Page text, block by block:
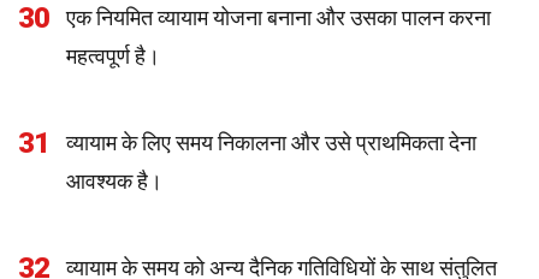
30
एक नियमित व्यायाम योजना बनाना और उसका पालन करना
महत्वपूर्ण है।
31
व्यायाम के लिए समय निकालना और उसे प्राथमिकता देना
आवश्यक है।
32 व्यायाम के समय को अन्य दैनिक गतिविधियों के साथ संतुलित